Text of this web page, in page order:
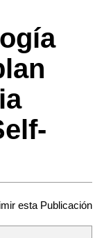
esta Publicación